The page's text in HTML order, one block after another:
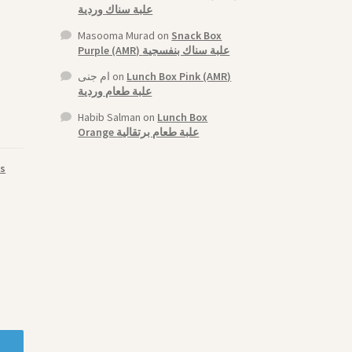
علبة سناك وردية
Masooma Murad on Snack Box
Purple (AMR) علبة سناك بنفسجية
ام جنى on Lunch Box Pink (AMR)
علبة طعام وردية
Habib Salman on Lunch Box
Orange علبة طعام برتقالية